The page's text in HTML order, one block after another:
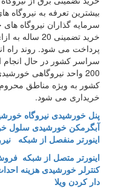
بیشترین تعرفه به نیروگاه
سرمایه گذاران نیروگاه
پرداخت می شود. روند راه
سراسر کشور در حال انجام
200 واحد نیروگاهی
کشور به ویژه مناطق
خریداری می شود.
پنل خورشیدی نیروگاه
آبگرمکن خورشیدی سلول
اینورتر منفصل از شبکه
اینورتر متصل از شبکه
کنترلر خورشیدی هزینه
دار کردن ویلا